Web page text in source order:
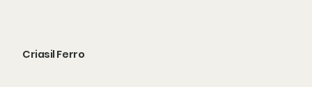
Criasil Ferro